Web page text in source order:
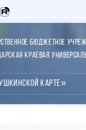
бюджетное
краевая
карте»